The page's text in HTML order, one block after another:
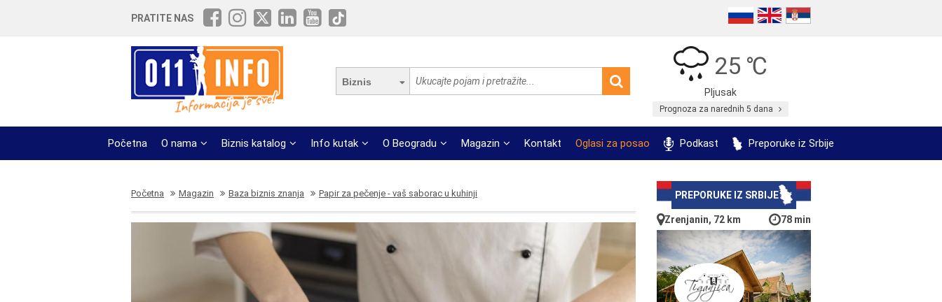
PRATITE NAS
Biznis
25 ℃
Pljusak
Prognoza za narednih 5 dana
Početna O nama Biznis katalog Info kutak O Beogradu Magazin Kontakt Oglasi za posao Podkast Preporuke iz Srbije
Početna Magazin Baza biznis znanja Papir za pečenje - vaš saborac u kuhinji PREPORUKE IZ SRBIJE
Zrenjanin, 72 km 78 min